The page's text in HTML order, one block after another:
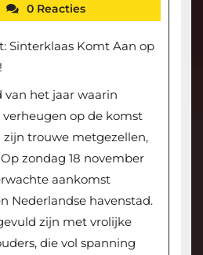
0 Reacties
Sinterklaas Komt Aan op
van het jaar waarin
op de komst
zijn trouwe metgezellen,
zondag 18 november
aankomst
Nederlandse havenstad.
zijn met vrolijke
die vol spanning